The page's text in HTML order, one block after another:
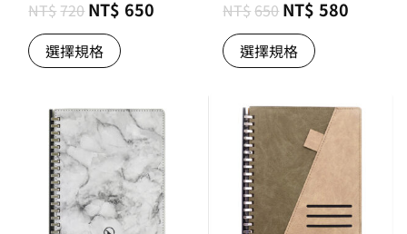
NT$720 NT$ 650
選擇規格
NT$650 NT$ 580
選擇規格